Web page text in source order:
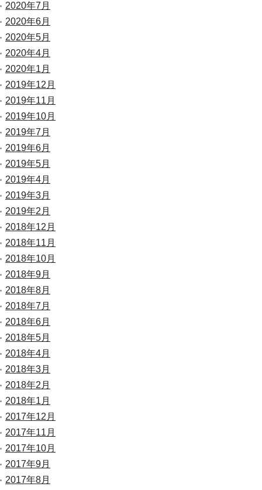
2020年7月
2020年6月
2020年5月
2020年4月
2020年1月
2019年12月
2019年11月
2019年10月
2019年7月
2019年6月
2019年5月
2019年4月
2019年3月
2019年2月
2018年12月
2018年11月
2018年10月
2018年9月
2018年8月
2018年7月
2018年6月
2018年5月
2018年4月
2018年3月
2018年2月
2018年1月
2017年12月
2017年11月
2017年10月
2017年9月
2017年8月